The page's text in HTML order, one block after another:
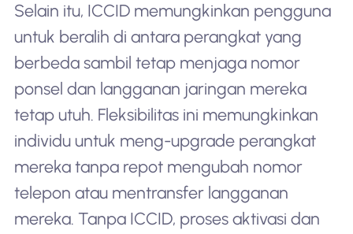
Selain itu, ICCID memungkinkan pengguna
untuk beralih di antara perangkat yang
berbeda sambil tetap menjaga nomor
ponsel dan langganan jaringan mereka
tetap utuh. Fleksibilitas ini memungkinkan
individu untuk meng-upgrade perangkat
mereka tanpa repot mengubah nomor
telepon atau mentransfer langganan
mereka. Tanpa ICCID, proses aktivasi dan